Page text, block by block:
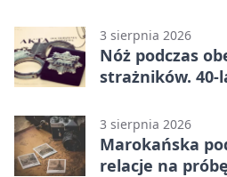
3 sierpnia 2026
Nóż podczas
strażników. 40-
3 sierpnia 2026
Marokańska
relacje na